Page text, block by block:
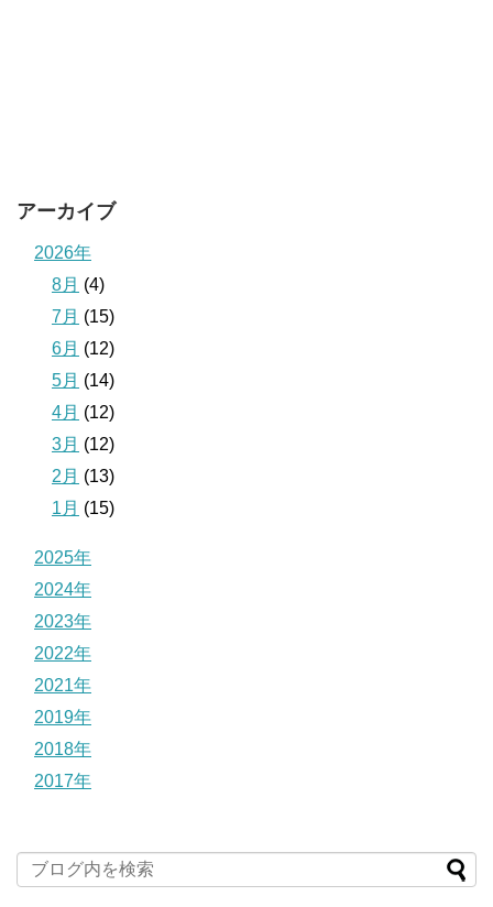
アーカイブ
2026年
8月 (4)
7月 (15)
6月 (12)
5月 (14)
4月 (12)
3月 (12)
2月 (13)
1月 (15)
2025年
2024年
2023年
2022年
2021年
2019年
2018年
2017年